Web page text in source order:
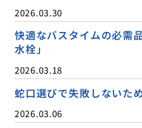
2026.03.30
快適なバスタイムの必需
水栓」
2026.03.18
蛇口選びで失敗しないた
2026.03.06